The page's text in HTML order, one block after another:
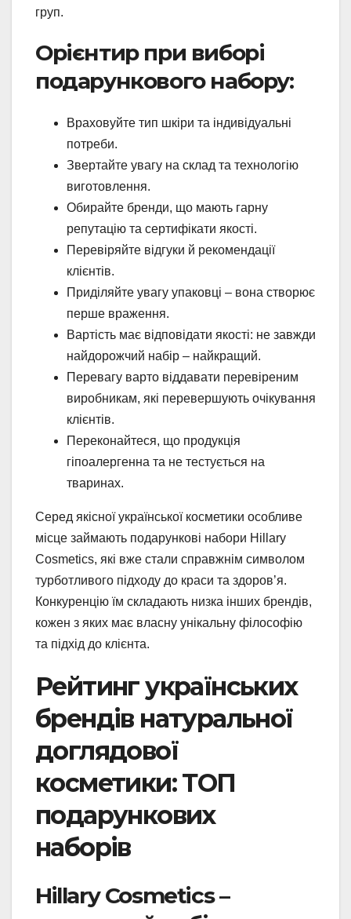
груп.
Орієнтир при виборі
подарункового набору:
Враховуйте тип шкіри та індивідуальні
потреби.
Звертайте увагу на склад та технологію
виготовлення.
Обирайте бренди, що мають гарну
репутацію та сертифікати якості.
Перевіряйте відгуки й рекомендації
клієнтів.
Приділяйте увагу упаковці – вона створює
перше враження.
Вартість має відповідати якості: не завжди
найдорожчий набір – найкращий.
Перевагу варто віддавати перевіреним
виробникам, які перевершують очікування
клієнтів.
Переконайтеся, що продукція
гіпоалергенна та не тестується на
тваринах.
Серед якісної української косметики особливе
місце займають подарункові набори Hillary
Cosmetics, які вже стали справжнім символом
турботливого підходу до краси та здоров’я.
Конкуренцію їм складають низка інших брендів,
кожен з яких має власну унікальну філософію
та підхід до клієнта.
Рейтинг українських
брендів натуральної
доглядової
косметики: ТОП
подарункових
наборів
Hillary Cosmetics –